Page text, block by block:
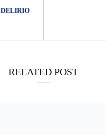
DELIRIO
RELATED POST